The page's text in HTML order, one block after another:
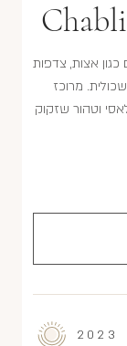
כגון אצות, צדפות
מרוכז
וטהור שזקוק
2023